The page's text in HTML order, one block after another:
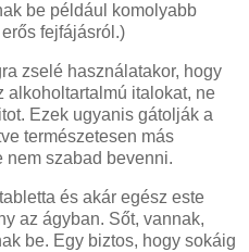
be például komolyabb
fejfájásról.)
zselé használatakor, hogy
alkoholtartalmú italokat, ne
Ezek ugyanis gátolják a
természetesen más
nem szabad bevenni.
és akár egész este
az ágyban. Sőt, vannak,
be. Egy biztos, hogy sokáig